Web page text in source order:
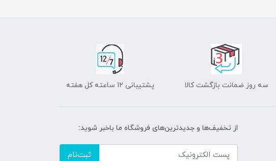
سه روز ضمانت بازگشت کالا پشتیبانی 12 ساعته کل هفته
از تخفیف‌ها و جدیدترین‌های فروشگاه ما باخبر شوید:
ثبت‌نام